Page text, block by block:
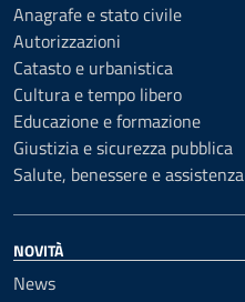
Anagrafe e stato civile
Autorizzazioni
Catasto e urbanistica
Cultura e tempo libero
Educazione e formazione
Giustizia e sicurezza pubblica
Salute, benessere e assistenza
NOVITÀ
News